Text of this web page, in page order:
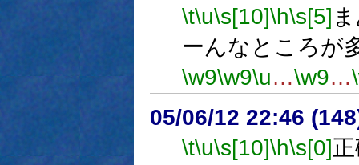
\t\u\s[10]\h\s[5]
ーんなところが
\w9\w9\u…\w9…
05/06/12 22:46
\t\u\s[10]\h\s[0]